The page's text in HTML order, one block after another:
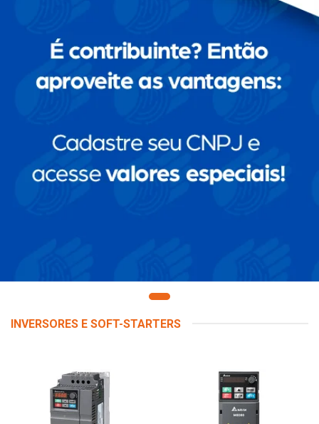
INVERSORES E SOFT-STARTERS